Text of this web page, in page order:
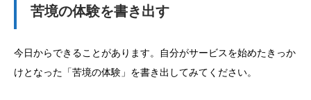
苦境の体験を書き出す
今日からできることがあります。自分がサービスを始めたきっか
けとなった「苦境の体験」を書き出してみてください。